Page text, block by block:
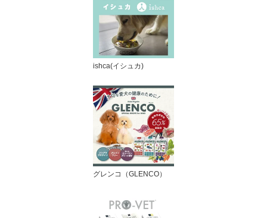
ishca(イシュカ)
グレンコ（GLENCO）